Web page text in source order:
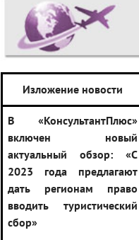
Изложение новости
В «КонсультантПлюс»
включен новый
актуальный обзор: «С
2023 года предлагают
дать регионам право
вводить туристический
сбор»